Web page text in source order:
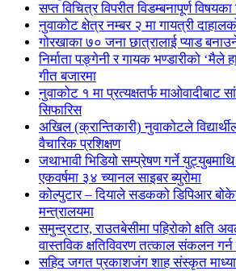
सप्त विचित्र विपरीत विडम्बनापूर्ण
नुवाकोट क्षेत्र नम्बर २ मा गायत्री
गोरखाका ७० जना छात्रालाई प्याड
निर्माता पङ्गेनी र गायक भण्डारीको ‘मैले
गीत बजारमा
नुवाकोट १ मा प्रत्यक्षतर्फ माओवादीबाट
सिफारिस
अखिल (क्रान्तिकारी) नुवाकोटले
वैचारिक प्रशिक्षण
जथाभावी भिडियो सम्प्रेषण गर्ने
एकवर्षमा ३४ च्यानल साइबर ब्युरोमा
कोल्पुटार – दियाले सडकको डिपिआर
मन्त्रालयमा
समुन्द्रटार, राउतबेसीमा पहिरोको क्षति
वास्तविक क्षतिविवरण तत्काल संकलन गर्न
सहिद जगत प्रकाशजंग शाह संस्कृत